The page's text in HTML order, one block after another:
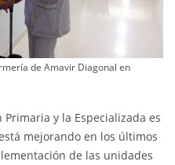
de Amavir Diagonal en
y la Especializada es
mejorando en los últimos
de las unidades